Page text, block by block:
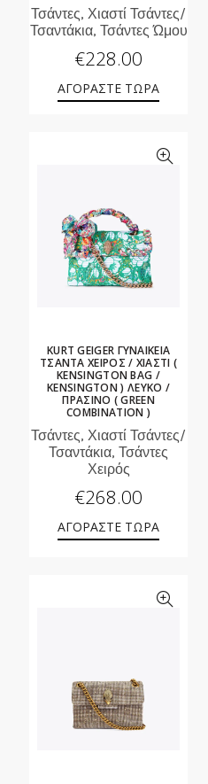
Τσάντες, Χιαστί Τσάντες/
Τσαντάκια, Τσάντες Ώμου
€228.00
ΑΓΟΡΑΣΤΕ ΤΩΡΑ
KURT GEIGER ΓΥΝΑΙΚΕΙΑ
ΤΣΑΝΤΑ ΧΕΙΡΟΣ / ΧΙΑΣΤΙ (
KENSINGTON BAG /
KENSINGTON ) ΛΕΥΚΟ /
ΠΡΑΣΙΝΟ ( GREEN
COMBINATION )
Τσάντες, Χιαστί Τσάντες/
Τσαντάκια, Τσάντες
Χειρός
€268.00
ΑΓΟΡΑΣΤΕ ΤΩΡΑ